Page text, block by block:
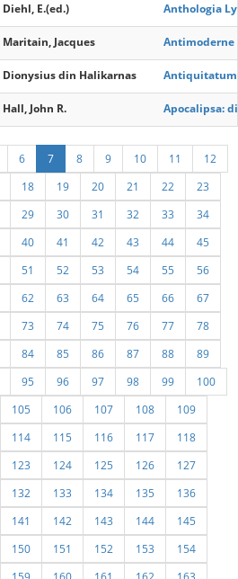
Diehl, E.(ed.) Anthologia
Maritain, Jacques Antimoderne
Dionysius din Halikarnas Antiquitatum
Hall, John R. Apocalipsa:
6 7 8 9 10 11
12
18 19 20 21 22
23
29 30 31 32 33
34
40 41 42 43 44
45
51 52 53 54 55
56
62 63 64 65 66
67
73 74 75 76 77
78
84 85 86 87 88
89
95 96 97 98 99
100
105 106 107 108
109
114 115 116 117
118
123 124 125 126
127
132 133 134 135
136
141 142 143 144
145
150 151 152 153
154